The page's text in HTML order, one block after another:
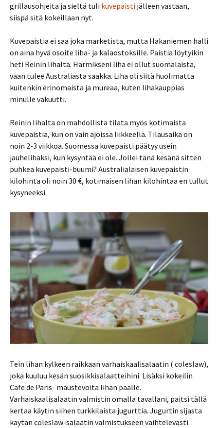
grillausohjeita ja sieltä tuli kuvepaisti jälleen vastaan,
siispä sitä kokeillaan nyt.
Kuvepaistia ei saa joka marketista, mutta Hakaniemen halli
on aina hyvä osoite liha- ja kalaostoksille. Paistia löytyikin
heti Reinin lihalta. Harmikseni liha ei ollut suomalaista,
vaan tulee Australiasta saakka. Liha oli siitä huolimatta
kuitenkin erinomaista ja mureaa, kuten lihakauppias
minulle vakuutti.
Reinin lihalta on mahdollista tilata myös kotimaista
kuvepaistia, kun on vain ajoissa liikkeellä. Tilausaika on
noin 2-3 viikkoa. Suomessa kuvepaisti päätyy usein
jauhelihaksi, kun kysyntää ei ole. Jollei tänä kesänä sitten
puhkea kuvepaisti-buumi? Australialaisen kuvepaistin
kilohinta oli noin 30 €, kotimaisen lihan kilohintaa en tullut
kysyneeksi.
Tein lihan kylkeen raikkaan varhaiskaalisalaatin ( coleslaw),
joka kuuluu kesän suosikkisalaatteihini. Lisäksi kokeilin
Cafe de Paris- maustevoita lihan päälle.
Varhaiskaalisalaatin valmistin omalla tavallani, paitsi tällä
kertaa käytin siihen turkkilaista jugurttia. Jugurtin sijasta
käytän coleslaw-salaatin valmistukseen vaihtelevasti